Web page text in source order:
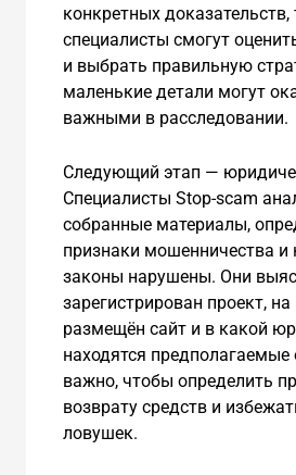
конкретных доказательств,
специалисты смогут
и выбрать правильную
маленькие детали могут
важными в расследовании.
Следующий этап —
Специалисты Stop-scam
собранные материалы,
признаки мошенничества и
законы нарушены. Они
зарегистрирован проект,
размещён сайт и в какой
находятся
важно, чтобы определить
возврату средств и
ловушек.